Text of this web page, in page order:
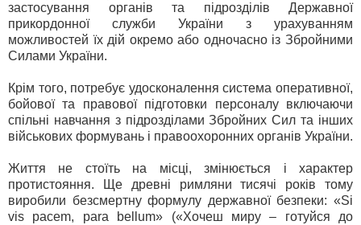
застосування органів та підрозділів Державної
прикордонної служби України з урахуванням
можливостей їх дій окремо або одночасно із Збройними
Силами України.
Крім того, потребує удосконалення система оперативної,
бойової та правової підготовки персоналу включаючи
спільні навчання з підрозділами Збройних Сил та інших
військових формувань і правоохоронних органів України.
Життя не стоїть на місці, змінюється і характер
протистояння. Ще древні римляни тисячі років тому
виробили безсмертну формулу державної безпеки: «Si
vis pacem, para bellum» («Хочеш миру – готуйся до